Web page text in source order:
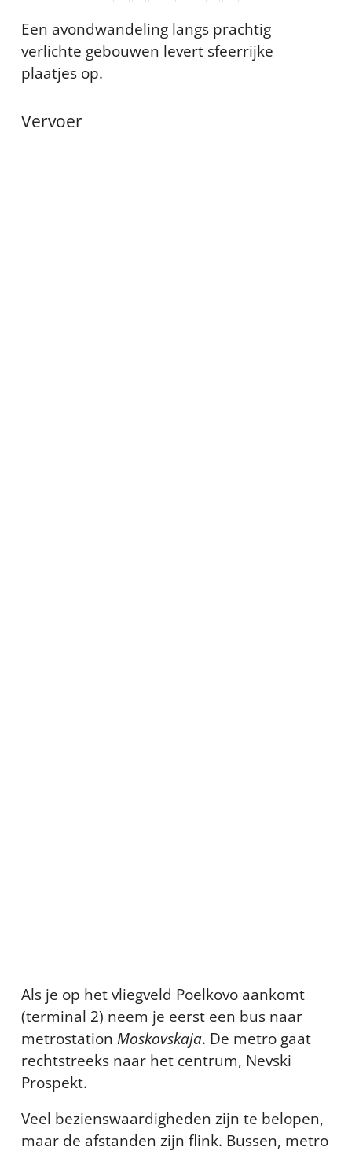
Een avondwandeling langs prachtig
verlichte gebouwen levert sfeerrijke
plaatjes op.
Vervoer
Als je op het vliegveld Poelkovo aankomt
(terminal 2) neem je eerst een bus naar
metrostation Moskovskaja. De metro gaat
rechtstreeks naar het centrum, Nevski
Prospekt.
Veel bezienswaardigheden zijn te belopen,
maar de afstanden zijn flink. Bussen, metro